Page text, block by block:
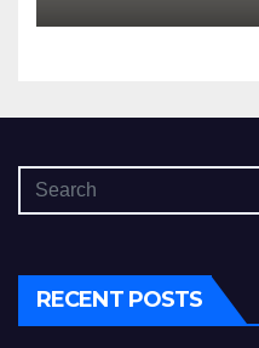
RECENT POSTS